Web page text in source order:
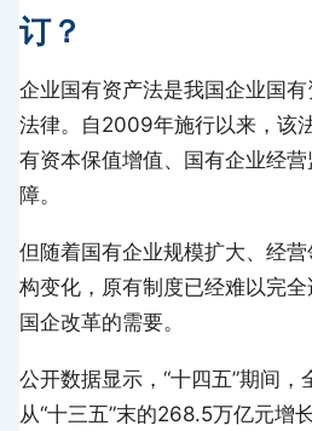
订？
企业国有资产法是我国企业国
法律。自2009年施行以来，该
有资本保值增值、国有企业经
障。
但随着国有企业规模扩大、经
构变化，原有制度已经难以完
国企改革的需要。
公开数据显示，“十四五”期间
从“十三五”末的268.5万亿元增